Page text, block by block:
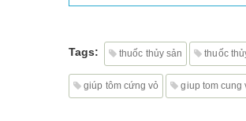
Tags: thuốc thủy sản thuốc
giúp tôm cứng vỏ giup tom cung